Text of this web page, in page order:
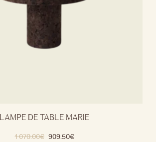
LAMPE DE TABLE MARIE
1 070.00€ 909.50€